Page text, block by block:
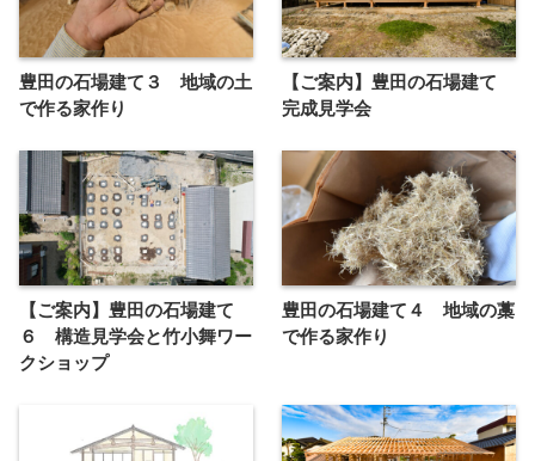
豊田の石場建て３ 地域の土
で作る家作り
【ご案内】豊田の石場建て
完成見学会
【ご案内】豊田の石場建て
６ 構造見学会と竹小舞ワー
クショップ
豊田の石場建て４ 地域の藁
で作る家作り